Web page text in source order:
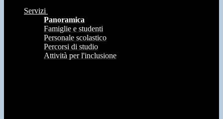
Servizi
Panoramica
Famiglie e studenti
Personale scolastico
Percorsi di studio
Attività per l'inclusione